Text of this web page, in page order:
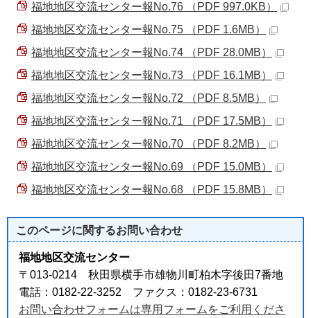
福地地区交流センター報No.76 （PDF 997.0KB）
福地地区交流センター報No.75 （PDF 1.6MB）
福地地区交流センター報No.74 （PDF 28.0MB）
福地地区交流センター報No.73 （PDF 16.1MB）
福地地区交流センター報No.72 （PDF 8.5MB）
福地地区交流センター報No.71 （PDF 17.5MB）
福地地区交流センター報No.70 （PDF 8.2MB）
福地地区交流センター報No.69 （PDF 15.0MB）
福地地区交流センター報No.68 （PDF 15.8MB）
このページに関するお問い合わせ
福地地区交流センター
〒013-0214 秋田県横手市雄物川町柏木字後田7番地
電話：0182-22-3252 ファクス：0182-23-6731
お問い合わせフォームは専用フォームをご利用くださ